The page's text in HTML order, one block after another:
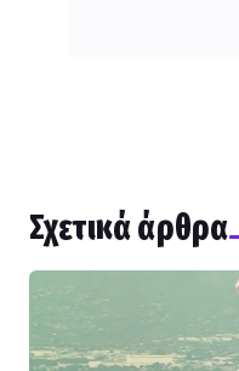
Σχετικά άρθρα